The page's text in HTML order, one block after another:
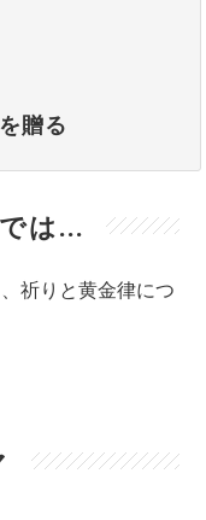
贈る
は...
祈りと黄金律につ